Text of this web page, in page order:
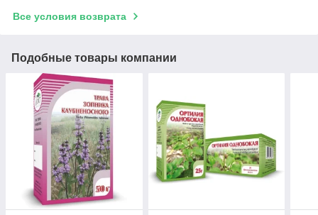
Все условия возврата
Подобные товары компании